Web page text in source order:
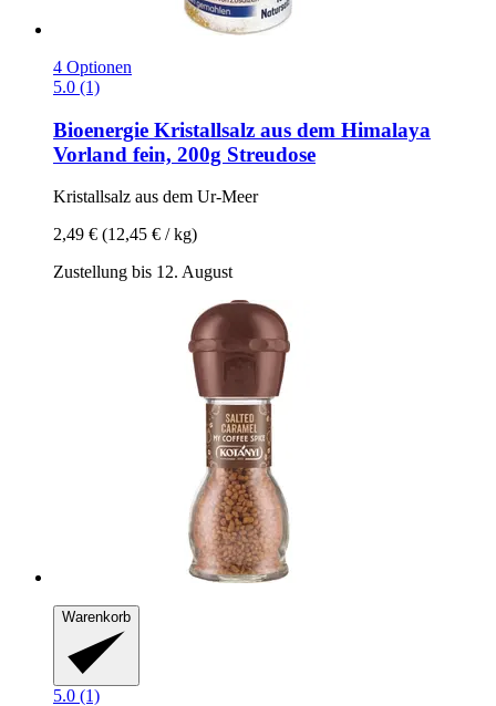
4 Optionen
5.0 (1)
Bioenergie Kristallsalz aus dem Himalaya
Vorland fein, 200g Streudose
Kristallsalz aus dem Ur-​Meer
2,49 € (12,45 € / kg)
Zustellung bis 12. August
Warenkorb
5.0 (1)